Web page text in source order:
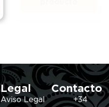
Legal
Aviso Legal
Contacto
+34